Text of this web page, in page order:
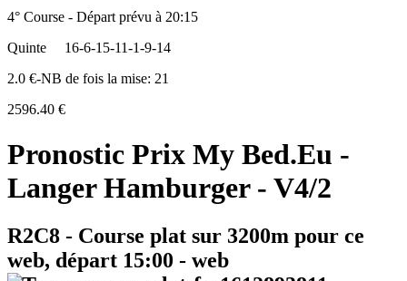
4° Course - Départ prévu à 20:15
Quinte
16-6-15-11-1-9-14
2.0 €-NB de fois la mise: 21
2596.40 €
Pronostic Prix My Bed.Eu -
Langer Hamburger - V4/2
R2C8 - Course plat sur 3200m pour ce
web, départ 15:00 - web